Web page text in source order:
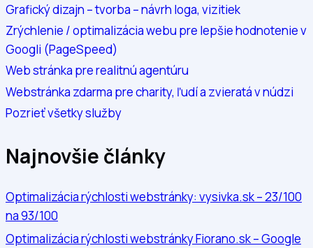
Grafický dizajn – tvorba – návrh loga, vizitiek
Zrýchlenie / optimalizácia webu pre lepšie hodnotenie v
Googli (PageSpeed)
Web stránka pre realitnú agentúru
Webstránka zdarma pre charity, ľudí a zvieratá v núdzi
Pozrieť všetky služby
Najnovšie články
Optimalizácia rýchlosti webstránky: vysivka.sk – 23/100
na 93/100
Optimalizácia rýchlosti webstránky Fiorano.sk – Google